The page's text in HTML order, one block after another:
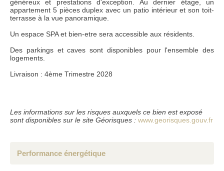
nous vous serions reconnaissants de nous en informer par courrier ou par e-mail.
généreux et prestations d'exception. Au dernier étage, un
appartement 5 pièces duplex avec un patio intérieur et son toit-
terrasse à la vue panoramique.
Un espace SPA et bien-etre sera accessible aux résidents.
Des parkings et caves sont disponibles pour l'ensemble des
logements.
Livraison : 4ème Trimestre 2028
Les informations sur les risques auxquels ce bien est exposé
sont disponibles sur le site Géorisques : www.georisques.gouv.fr
Performance énergétique